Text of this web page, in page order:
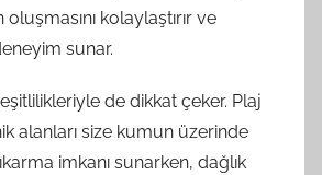
oluşmasını kolaylaştırır ve
sunar.
de dikkat çeker. Plaj
alanları size kumun üzerinde
imkanı sunarken, dağlık